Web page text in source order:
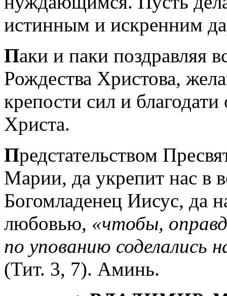
истинным и искренним
Паки и паки поздравляя
Рождества Христова,
крепости сил и
Христа.
Предстательством
Марии, да укрепит нас в
Богомладенец Иисус, да
любовью, «чтобы,
по упованию соделались
(Тит. 3, 7). Аминь.